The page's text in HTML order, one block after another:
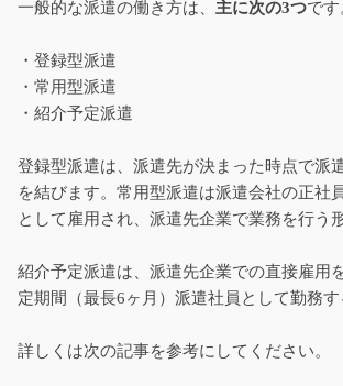
一般的な派遣の働き方は、 主に次の3つです
・登録型派遣
・常用型派遣
・紹介予定派遣
登録型派遣は、派遣先が決まった時点で派
を結びます。常用型派遣は派遣会社の正社
として雇用され、派遣先企業で業務を行う
紹介予定派遣は、派遣先企業での直接雇用
定期間（最長6ヶ月）派遣社員として勤務す
詳しくは次の記事を参考にしてください。